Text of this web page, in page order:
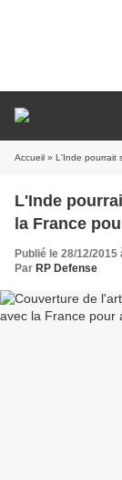
Accueil » L'Inde pourrait
L'Inde
la France
Publié le 28/12/2015
Par RP Defense